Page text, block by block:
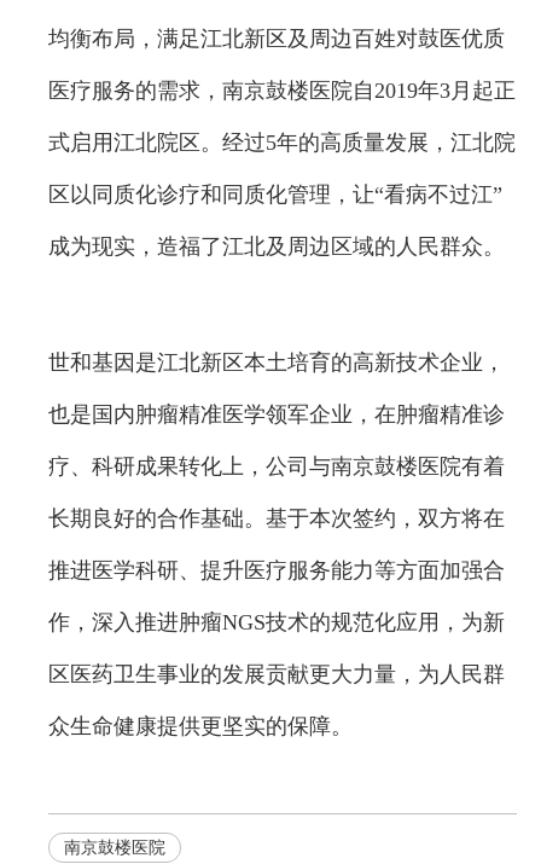
均衡布局，满足江北新区及周边百姓对鼓医优质
医疗服务的需求，南京鼓楼医院自2019年3月起正
式启用江北院区。经过5年的高质量发展，江北院
区以同质化诊疗和同质化管理，让“看病不过江”
成为现实，造福了江北及周边区域的人民群众。
世和基因是江北新区本土培育的高新技术企业，
也是国内肿瘤精准医学领军企业，在肿瘤精准诊
疗、科研成果转化上，公司与南京鼓楼医院有着
长期良好的合作基础。基于本次签约，双方将在
推进医学科研、提升医疗服务能力等方面加强合
作，深入推进肿瘤NGS技术的规范化应用，为新
区医药卫生事业的发展贡献更大力量，为人民群
众生命健康提供更坚实的保障。
南京鼓楼医院